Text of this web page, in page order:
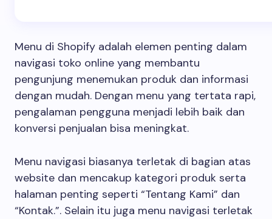
Menu di Shopify adalah elemen penting dalam
navigasi toko online yang membantu
pengunjung menemukan produk dan informasi
dengan mudah. Dengan menu yang tertata rapi,
pengalaman pengguna menjadi lebih baik dan
konversi penjualan bisa meningkat.
Menu navigasi biasanya terletak di bagian atas
website dan mencakup kategori produk serta
halaman penting seperti “Tentang Kami” dan
“Kontak.”. Selain itu juga menu navigasi terletak